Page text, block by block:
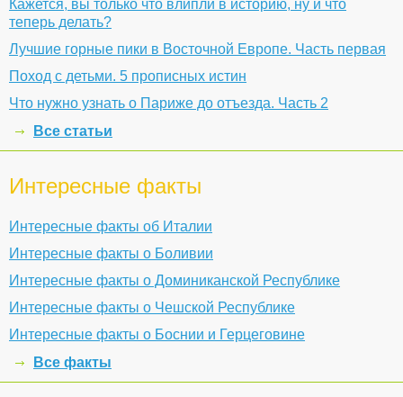
Кажется, вы только что влипли в историю, ну и что
теперь делать?
Лучшие горные пики в Восточной Европе. Часть первая
Поход с детьми. 5 прописных истин
Что нужно узнать о Париже до отъезда. Часть 2
Все статьи
Интересные факты
Интересные факты об Италии
Интересные факты о Боливии
Интересные факты о Доминиканской Республике
Интересные факты о Чешской Республике
Интересные факты о Боснии и Герцеговине
Все факты